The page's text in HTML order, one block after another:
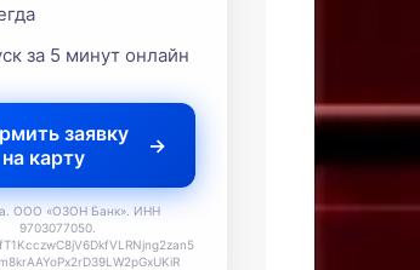
за 5 минут онлайн
заявку
на карту
ООО «ОЗОН Банк». ИНН
9703077050.